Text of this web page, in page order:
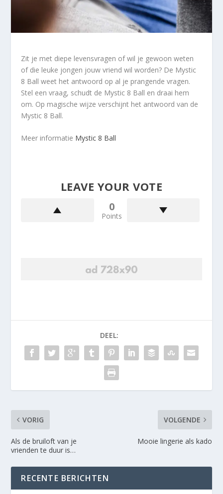
Zit je met diepe levensvragen of wil je gewoon weten
of die leuke jongen jouw vriend wil worden? De Mystic
8 Ball weet het antwoord op al je prangende vragen.
Stel een vraag, schudt de Mystic 8 Ball en draai hem
om. Op magische wijze verschijnt het antwoord van de
Mystic 8 Ball.
Meer informatie Mystic 8 Ball
LEAVE YOUR VOTE
0
Points
DEEL:
VORIG
Als de bruiloft van je
vrienden te duur is…
VOLGENDE
Mooie lingerie als kado
RECENTE BERICHTEN